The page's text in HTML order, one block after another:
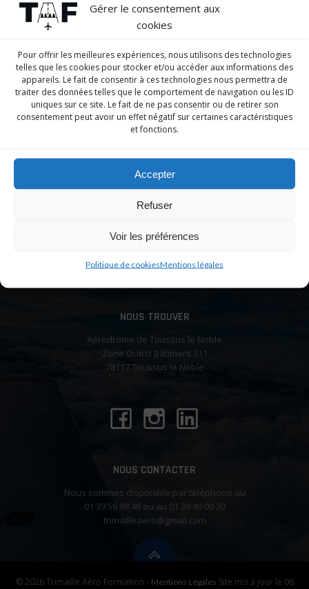
Gérer le consentement aux
cookies
Pour offrir les meilleures expériences, nous utilisons des technologies
telles que les cookies pour stocker et/ou accéder aux informations des
appareils. Le fait de consentir à ces technologies nous permettra de
traiter des données telles que le comportement de navigation ou les ID
uniques sur ce site. Le fait de ne pas consentir ou de retirer son
consentement peut avoir un effet négatif sur certaines caractéristiques
et fonctions.
Accepter
Refuser
Voir les préférences
Politique de cookiesMentions légales
Plateforme TAF
Planning des vols
NOUS TROUVER
Aérodrome de Toussus le Noble
Zone Ouest Bâtiment 311
78117 Toussus le Noble
NOUS CONTACTER
Nous sommes disponible par téléphone au
01 39 56 98 48 ou au 01 39 49 00 30
trimailleaero@gmail.com
© 2026 Trimaille Aéro Formation - Mentions Légales Site mis à jour le 06